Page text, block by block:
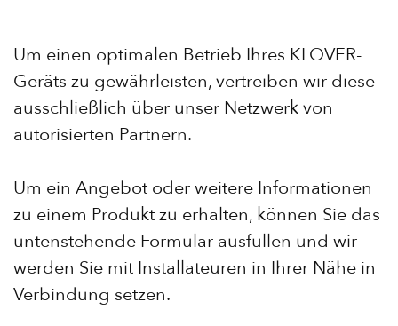
Um einen optimalen Betrieb Ihres KLOVER-
Geräts zu gewährleisten, vertreiben wir diese
ausschließlich über unser Netzwerk von
autorisierten Partnern.
Um ein Angebot oder weitere Informationen
zu einem Produkt zu erhalten, können Sie das
untenstehende Formular ausfüllen und wir
werden Sie mit Installateuren in Ihrer Nähe in
Verbindung setzen.